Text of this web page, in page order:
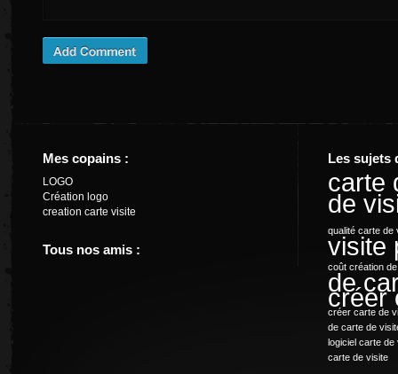
Mes copains :
LOGO
Création logo
creation carte visite
Tous nos amis :
Les sujets
carte
de
qualité carte de
visite
coût création
de
créer
créer carte de
de carte de
logiciel carte de
carte de visite